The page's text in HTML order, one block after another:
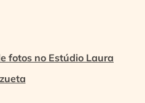
fotos no Estúdio Laura